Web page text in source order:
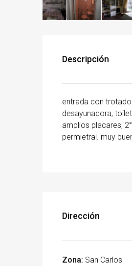
Descripción
entrada con
desayunadora,
amplios placares,
permietral. muy
Dirección
Zona: San Carlos